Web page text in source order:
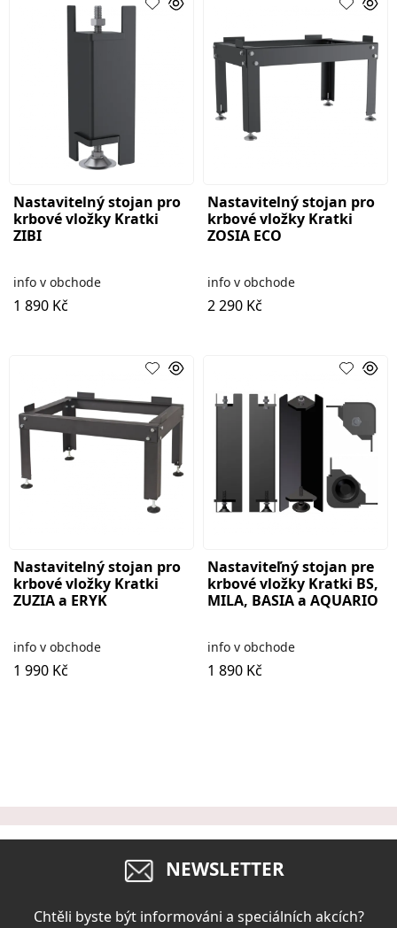
Nastavitelný stojan pro
krbové vložky Kratki
ZIBI
info v obchode
1 890 Kč
Nastavitelný stojan pro
krbové vložky Kratki
ZOSIA ECO
info v obchode
2 290 Kč
Nastavitelný stojan pro
krbové vložky Kratki
ZUZIA a ERYK
info v obchode
1 990 Kč
Nastaviteľný stojan pre
krbové vložky Kratki BS,
MILA, BASIA a AQUARIO
info v obchode
1 890 Kč
NEWSLETTER
Chtěli byste být informováni a speciálních akcích?